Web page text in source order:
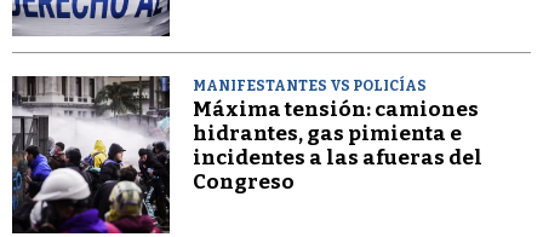
MANIFESTANTES VS POLICÍAS
Máxima tensión: camiones
hidrantes, gas pimienta e
incidentes a las afueras del
Congreso